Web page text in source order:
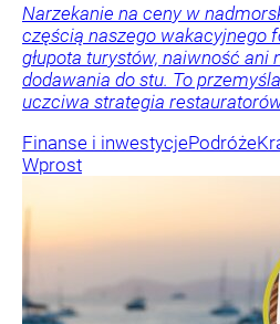
Narzekanie na ceny w
częścią naszego wakacyjnego
głupota turystów, naiwność ani
dodawania do stu. To
uczciwa strategia
Finanse i inwestycjePodróże
Wprost